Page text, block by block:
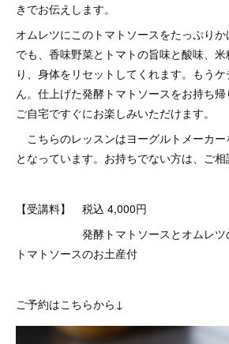
きでお伝えします。
オムレツにこのトマトソースをたっぷり
でも、香味野菜とトマトの旨味と酸味、
り、身体をリセットしてくれます。もう
ん。仕上げた発酵トマトソースをお持ち帰
ご自宅ですぐにお楽しみいただけます。
こちらのレッスンはヨーグルトメーカ
となっています。お持ちでない方は、ご相
【受講料】 税込 4,000円
発酵トマトソースとオムレツの
トマトソースのお土産付
ご予約はこちらから↓